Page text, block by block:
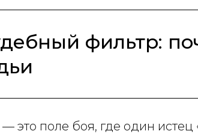
фильтр:
это поле боя, где один